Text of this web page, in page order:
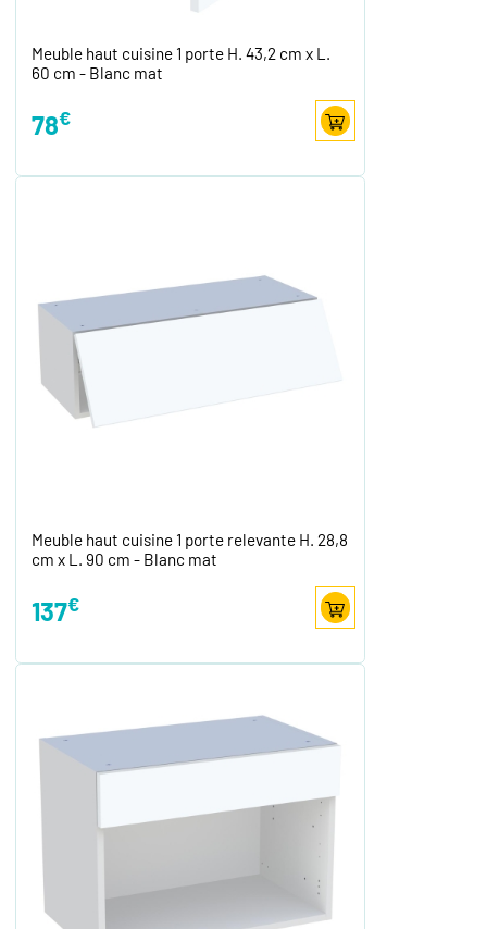
Meuble haut cuisine 1 porte H. 43,2 cm x L.
60 cm - Blanc mat
78€
Meuble haut cuisine 1 porte relevante H. 28,8
cm x L. 90 cm - Blanc mat
137€